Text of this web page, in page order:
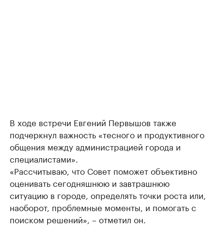
В ходе встречи Евгений Первышов также
подчеркнул важность «тесного и продуктивного
общения между администрацией города и
специалистами».
«Рассчитываю, что Совет поможет объективно
оценивать сегодняшнюю и завтрашнюю
ситуацию в городе, определять точки роста или,
наоборот, проблемные моменты, и помогать с
поиском решений», – отметил он.